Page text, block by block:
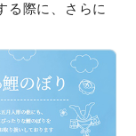
る際に、さらに